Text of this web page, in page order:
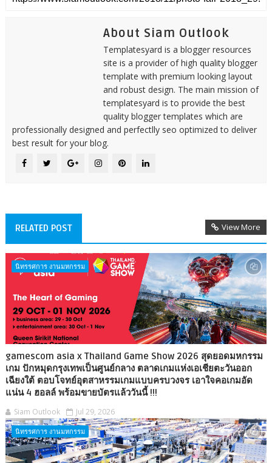
About Siam Outlook
Templatesyard is a blogger resources
site is a provider of high quality blogger
template with premium looking layout
and robust design. The main mission of
templatesyard is to provide the best
quality blogger templates which are
professionally designed and perfectlly seo optimized to deliver
best result for your blog.
RELATED POST View More
นิทรรศการ งานมหกรรม
gamescom asia x Thailand Game Show 2026 สุดยอดมหกรรม
เกม ปักหมุดกรุงเทพเป็นศูนย์กลาง ตลาดเกมแห่งเอเชียตะวันออก
เฉียงใต้ ตอบโจทย์อุตสาหรรมเกมแบบครบวงจร เอาใจคอเกมอัด
แน่น 4 ฮอลล์ พร้อมขายบัตรแล้ววันนี้ !!!
Siam Outlook Jul 29, 2026
นิทรรศการ งานมหกรรม